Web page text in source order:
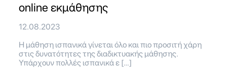
online εκμάθησης
12.08.2023
Η μάθηση ισπανικά γίνεται όλο και πιο προσιτή χάρη
στις δυνατότητες της διαδικτυακής μάθησης.
Υπάρχουν πολλές ισπανικά ε […]